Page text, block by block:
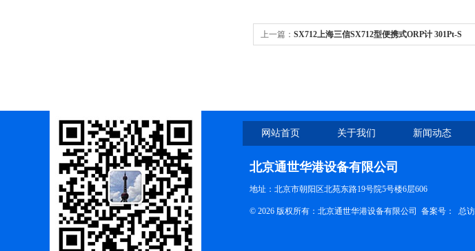
上一篇： SX712上海三信SX712型便携式ORP计 301Pt-S
网站首页 关于我们 新闻动态
北京通世华港设备有限公司
地址：北京市朝阳区北苑东路19号院5号楼6层606
© 2026 版权所有：北京通世华港设备有限公司 备案号： 总